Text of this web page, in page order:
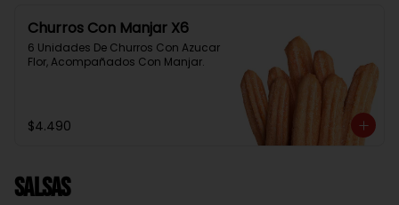
Churros Con Manjar X6
6 Unidades De Churros Con Azucar
Flor, Acompañados Con Manjar.
$4.490
Salsas